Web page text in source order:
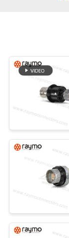
MAPPA
DEL
PRIVACY
POLICY